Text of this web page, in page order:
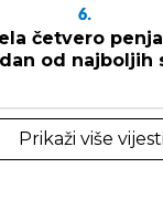
6.
četvero
od najboljih
Prikaži više vijesti